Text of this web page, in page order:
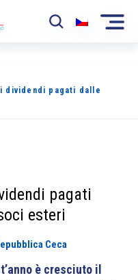
dividendi pagati dalle
pagati
esteri
Ceca
è cresciuto il